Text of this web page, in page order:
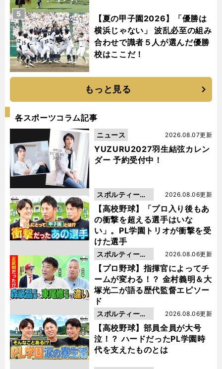
【夏の甲子園2026】「優勝は
横浜じゃない」 波乱必至の組み
合わせで識者５人が選んだ優勝
校はここだ！
5
もっと見る
各スポーツコラム記事
YUZURU2027羽生結弦カレン
ダー 予約受付中！
2026.08.07更新
ニュース
【高校野球】「プロ入り後もあ
の衝撃を超える選手はいな
い」。PL学園トリオが衝撃を受
けた選手
2026.08.06更新
スポルティーバ
動画
【プロ野球】指揮官によってチ
ームが変わる！？ 金村義明＆大
塚光二が語る歴代監督エピソー
ド
2026.08.06更新
スポルティーバ
動画
【高校野球】部員全員が大号
泣！？ ハードだったPL学園時
代を支えたものとは
2026.08.06更新
スポルティーバ
動画